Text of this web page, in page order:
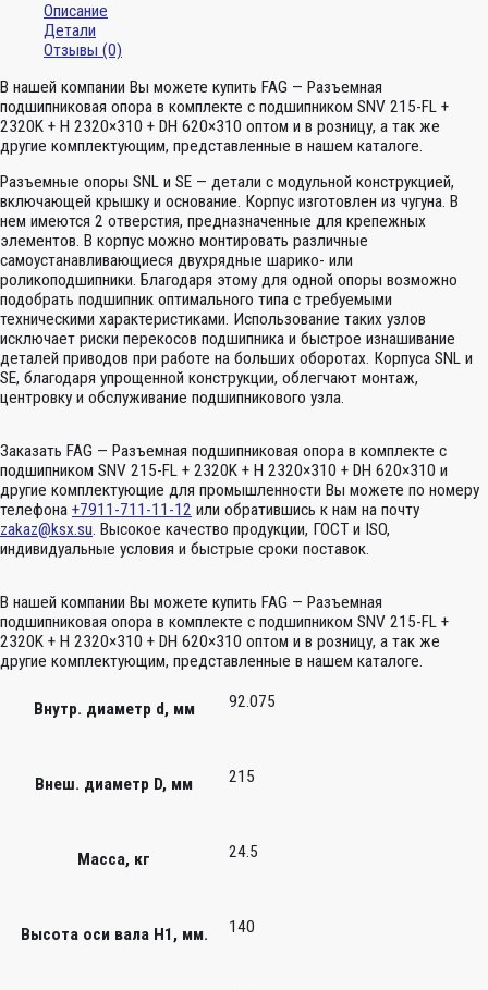
Описание
Детали
Отзывы (0)
В нашей компании Вы можете купить FAG — Разъемная
подшипниковая опора в комплекте с подшипником SNV 215-FL +
2320K + H 2320×310 + DH 620×310 оптом и в розницу, а так же
другие комплектующим, представленные в нашем каталоге.
Разъемные опоры SNL и SE — детали с модульной конструкцией,
включающей крышку и основание. Корпус изготовлен из чугуна. В
нем имеются 2 отверстия, предназначенные для крепежных
элементов. В корпус можно монтировать различные
самоустанавливающиеся двухрядные шарико- или
роликоподшипники. Благодаря этому для одной опоры возможно
подобрать подшипник оптимального типа с требуемыми
техническими характеристиками. Использование таких узлов
исключает риски перекосов подшипника и быстрое изнашивание
деталей приводов при работе на больших оборотах. Корпуса SNL и
SE, благодаря упрощенной конструкции, облегчают монтаж,
центровку и обслуживание подшипникового узла.
Заказать FAG — Разъемная подшипниковая опора в комплекте с
подшипником SNV 215-FL + 2320K + H 2320×310 + DH 620×310 и
другие комплектующие для промышленности Вы можете по номеру
телефона +7911-711-11-12 или обратившись к нам на почту
zakaz@ksx.su. Высокое качество продукции, ГОСТ и ISO,
индивидуальные условия и быстрые сроки поставок.
В нашей компании Вы можете купить FAG — Разъемная
подшипниковая опора в комплекте с подшипником SNV 215-FL +
2320K + H 2320×310 + DH 620×310 оптом и в розницу, а так же
другие комплектующим, представленные в нашем каталоге.
Внутр. диаметр d, мм 92.075
Внеш. диаметр D, мм 215
Масса, кг 24.5
Высота оси вала H1, мм. 140